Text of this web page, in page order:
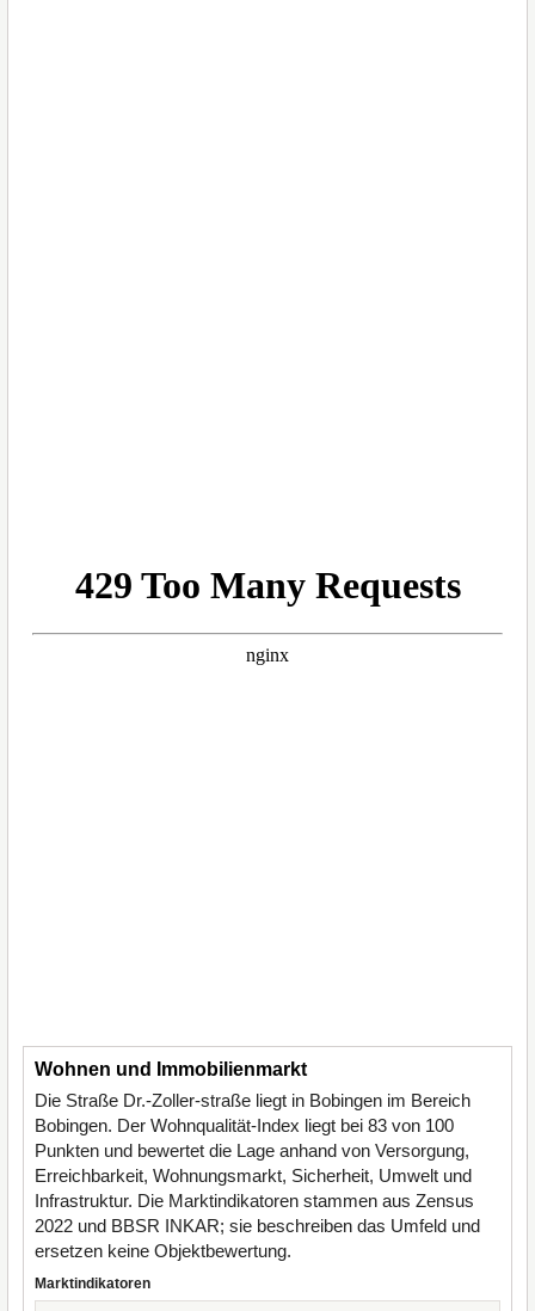
Wohnen und Immobilienmarkt
Die Straße Dr.-Zoller-straße liegt in Bobingen im Bereich
Bobingen. Der Wohnqualität-Index liegt bei 83 von 100
Punkten und bewertet die Lage anhand von Versorgung,
Erreichbarkeit, Wohnungsmarkt, Sicherheit, Umwelt und
Infrastruktur. Die Marktindikatoren stammen aus Zensus
2022 und BBSR INKAR; sie beschreiben das Umfeld und
ersetzen keine Objektbewertung.
Marktindikatoren